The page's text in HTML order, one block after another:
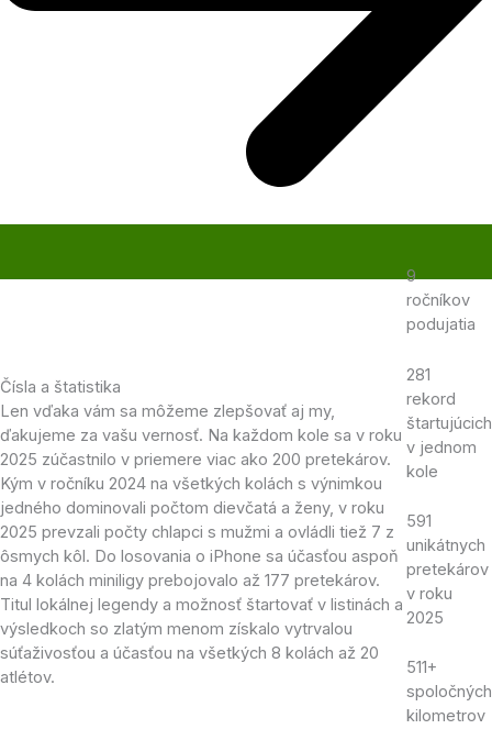
Čísla a štatistika
Len vďaka vám sa môžeme zlepšovať aj my,
ďakujeme za vašu vernosť. Na každom kole sa v roku
2025 zúčastnilo v priemere viac ako 200 pretekárov.
Kým v ročníku 2024 na všetkých kolách s výnimkou
jedného dominovali počtom dievčatá a ženy, v roku
2025 prevzali počty chlapci s mužmi a ovládli tiež 7 z
ôsmych kôl. Do losovania o iPhone sa účasťou aspoň
na 4 kolách miniligy prebojovalo až 177 pretekárov.
Titul lokálnej legendy a možnosť štartovať v listinách a
výsledkoch so zlatým menom získalo vytrvalou
súťaživosťou a účasťou na všetkých 8 kolách až 20
atlétov.
9
ročníkov
podujatia
281
rekord
štartujúcich
v jednom
kole
591
unikátnych
pretekárov
v roku
2025
511+
spoločných
kilometrov